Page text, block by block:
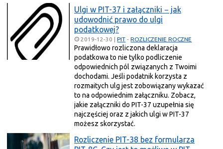
Ulgi w PIT-37 i załączniki − jak
udowodnić prawo do ulgi
podatkowej?
2019-12-30 |PIT -ROZLICZENIE ROCZNE
Prawidłowo rozliczona deklaracja
podatkowa to nie tylko podliczenie
odpowiednich pól związanych z Twoimi
dochodami. Jeśli podatnik korzysta z
rozmaitych ulg jest zobowiązany wykazać
to na odpowiednim załączniku. Zobacz,
jakie załączniki do PIT-37 uzupełnia się
najczęściej oraz z jakich ulgi w PIT-37
możesz skorzystać.
Rozliczenie PIT-38 bez formularza